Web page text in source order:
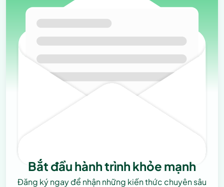
Bắt đầu hành trình khỏe mạnh
Đăng ký ngay để nhận những kiến thức chuyên sâu